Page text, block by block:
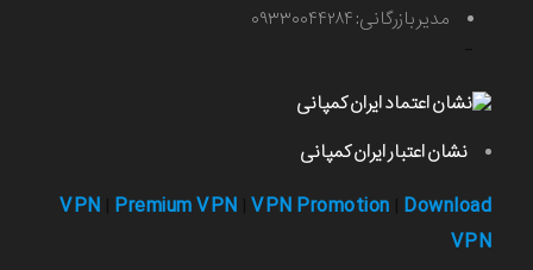
مدیر بازرگانی: ۰۹۳۳۰۰۴۴۲۸۴
نشان اعتبار ایران کمپانی
VPN Premium VPN VPN Promotion Download
VPN